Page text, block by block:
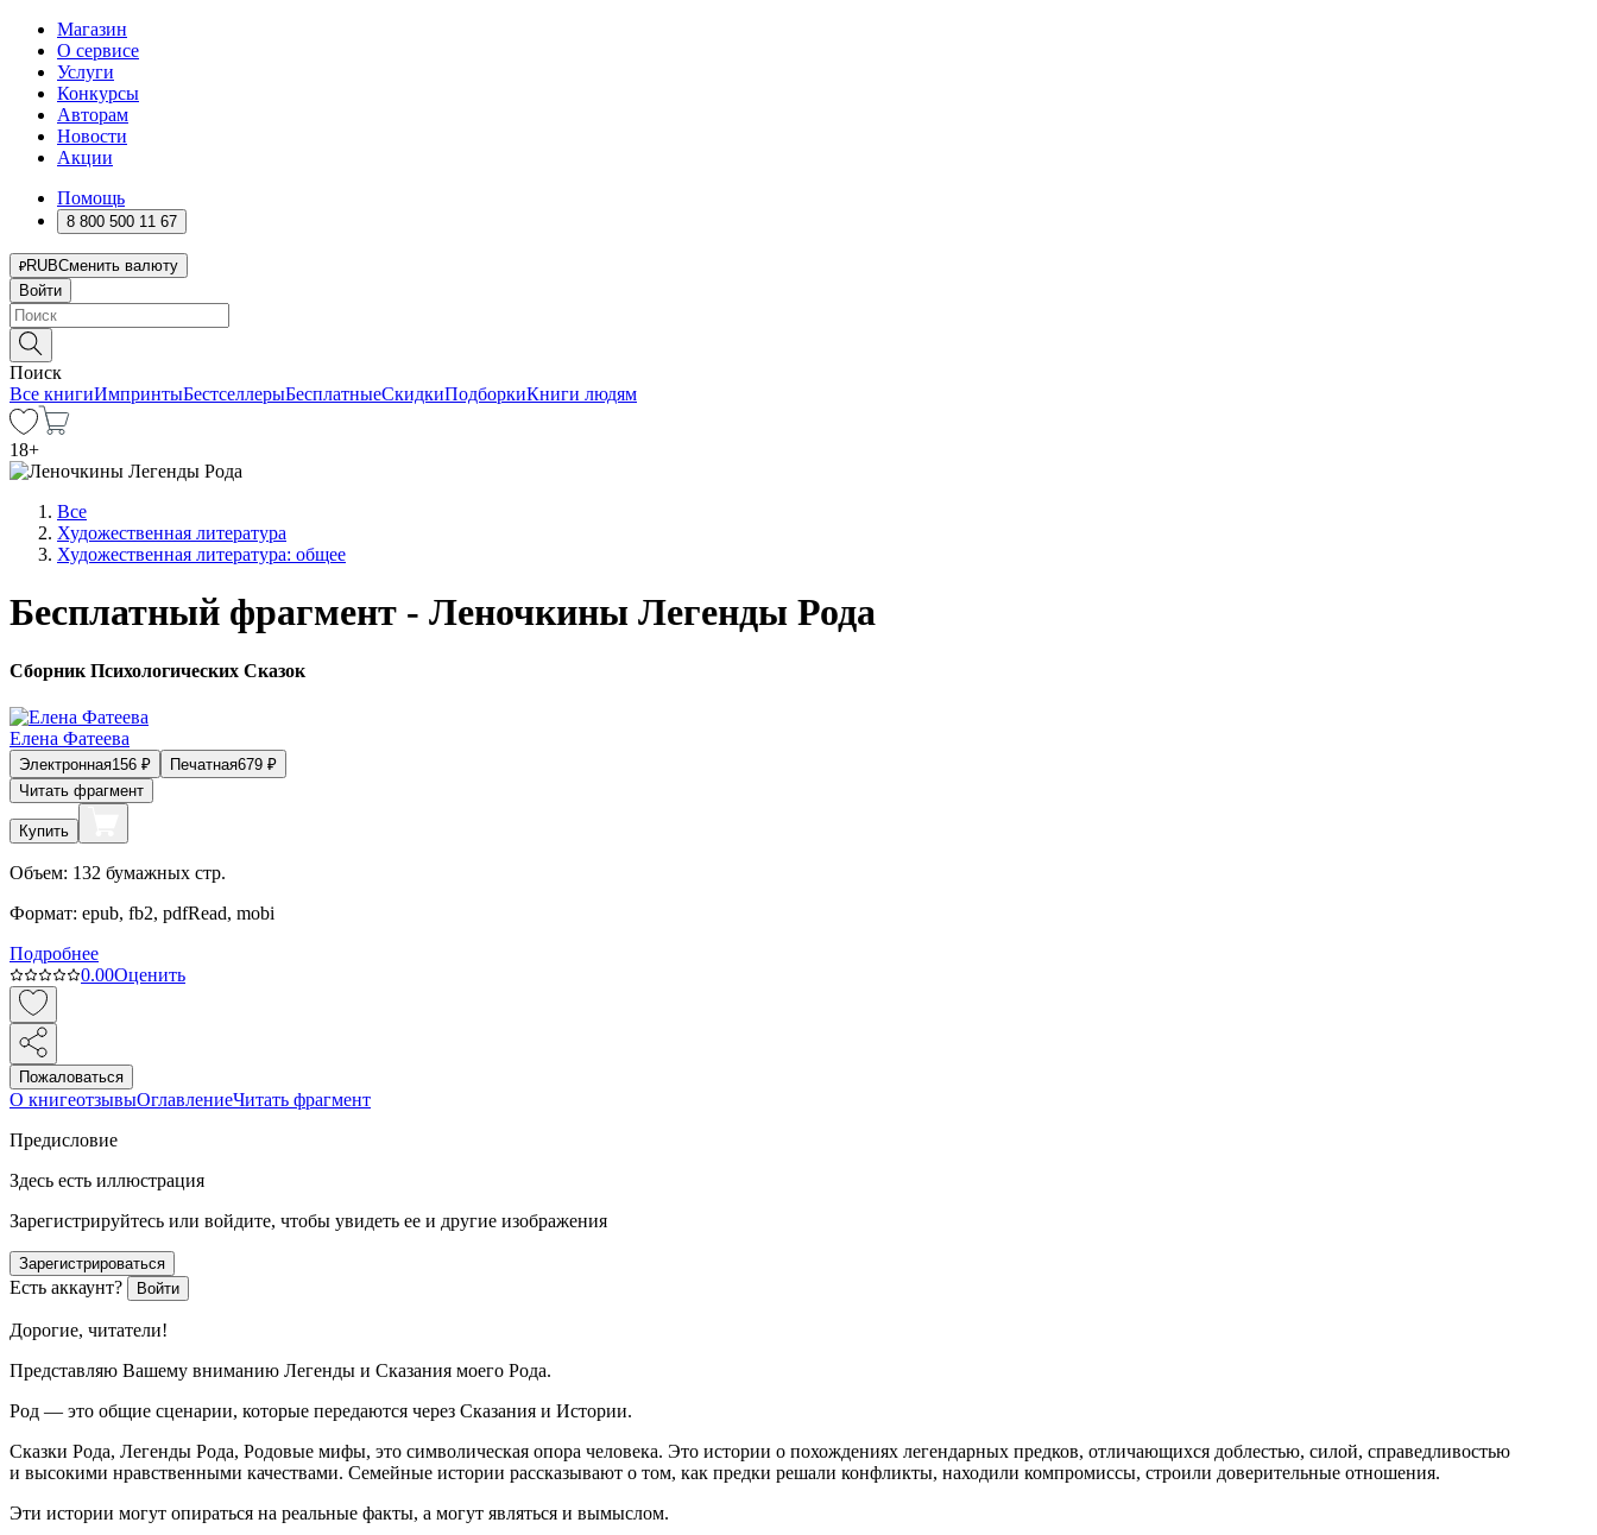
Магазин
О сервисе
Услуги
Конкурсы
Авторам
Новости
Акции
Помощь
8 800 500 11 67
RUBСменить валюту
Войти
Поиск
Все книгиИмпринтыБестселлерыБесплатныеСкидкиПодборкиКниги людям
18+
Все
Художественная литература
Художественная литература: общее
Бесплатный фрагмент - Леночкины Легенды Рода
Сборник Психологических Сказок
Елена Фатеева
Электронная156 ₽ Печатная679 ₽
Читать фрагмент
Купить
Объем: 132 бумажных стр.
Формат: epub, fb2, pdfRead, mobi
Подробнее
0.00Оценить
Пожаловаться
О книгеотзывыОглавлениеЧитать фрагмент
Предисловие
Здесь есть иллюстрация
Зарегистрируйтесь или войдите, чтобы увидеть ее и другие изображения
Зарегистрироваться
Есть аккаунт? Войти
Дорогие, читатели!
Представляю Вашему вниманию Легенды и Сказания моего Рода.
Род — это общие сценарии, которые передаются через Сказания и Истории.
Сказки Рода, Легенды Рода, Родовые мифы, это символическая опора человека. Это истории о похождениях легендарных предков, отличающихся доблестью, силой, справедливостью
и высокими нравственными качествами. Семейные истории рассказывают о том, как предки решали конфликты, находили компромиссы, строили доверительные отношения.
Эти истории могут опираться на реальные факты, а могут являться и вымыслом.